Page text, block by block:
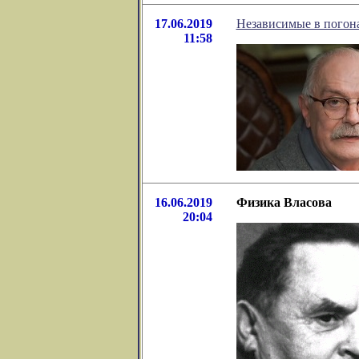
17.06.2019
11:58
Независимые в
16.06.2019
20:04
Физика Власова